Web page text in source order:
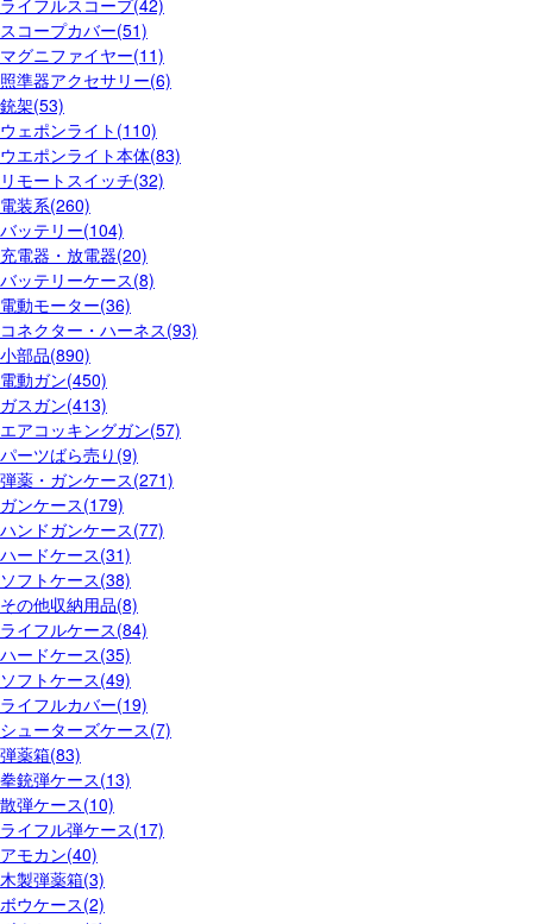
ライフルスコープ(42)
スコープカバー(51)
マグニファイヤー(11)
照準器アクセサリー(6)
銃架(53)
ウェポンライト(110)
ウエポンライト本体(83)
リモートスイッチ(32)
電装系(260)
バッテリー(104)
充電器・放電器(20)
バッテリーケース(8)
電動モーター(36)
コネクター・ハーネス(93)
小部品(890)
電動ガン(450)
ガスガン(413)
エアコッキングガン(57)
パーツばら売り(9)
弾薬・ガンケース(271)
ガンケース(179)
ハンドガンケース(77)
ハードケース(31)
ソフトケース(38)
その他収納用品(8)
ライフルケース(84)
ハードケース(35)
ソフトケース(49)
ライフルカバー(19)
シューターズケース(7)
弾薬箱(83)
拳銃弾ケース(13)
散弾ケース(10)
ライフル弾ケース(17)
アモカン(40)
木製弾薬箱(3)
ボウケース(2)